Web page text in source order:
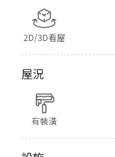
2D/3D看屋
屋況
有裝潢